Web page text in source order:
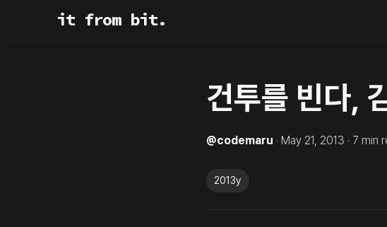
it from bit.
건투를 빈다,
@codemaru · May 21, 2013 · 7 min
2013y